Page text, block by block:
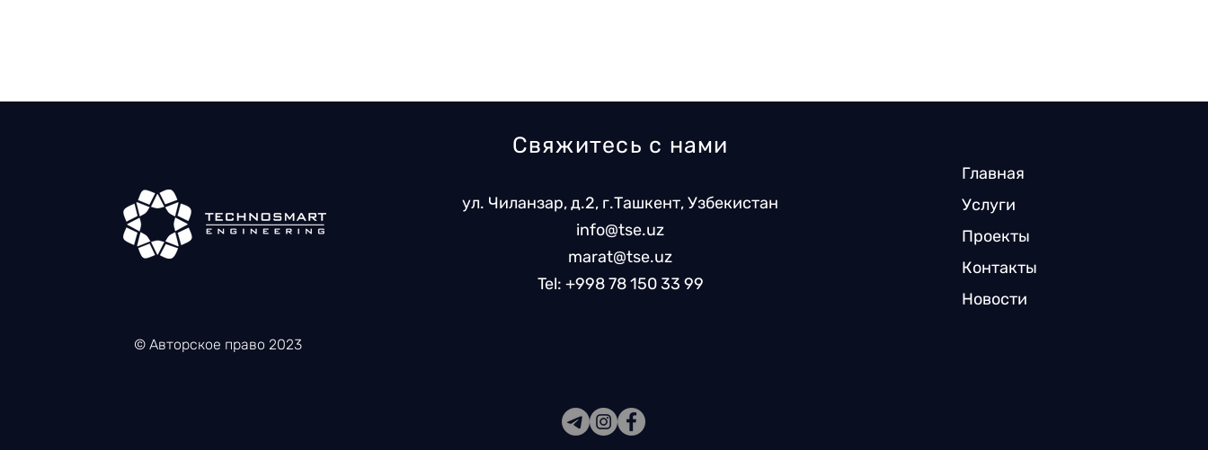
Свяжитесь с нами
ул. Чиланзар, д.2, г.Ташкент, Узбекистан
info@tse.uz
marat@tse.uz
Tel: +998 78 150 33 99
Главная
Услуги
Проекты
Контакты
Новости
© Авторское право 2023